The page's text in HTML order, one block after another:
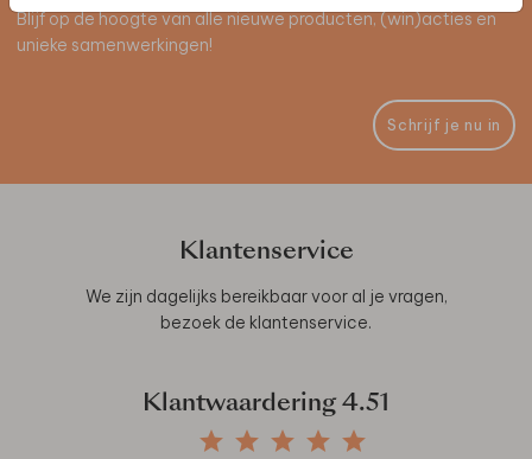
Blijf op de hoogte van alle nieuwe producten, (win)acties en
unieke samenwerkingen!
Schrijf je nu in
Klantenservice
We zijn dagelijks bereikbaar voor al je vragen,
bezoek de klantenservice.
Klantwaardering 4.51